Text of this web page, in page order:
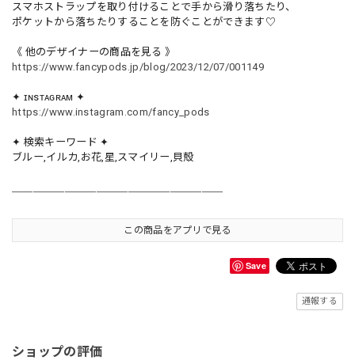
スマホストラップを取り付けることで手から滑り落ちたり、
ポケットから落ちたりすることを防ぐことができます♡
《 他のデザイナーの商品を見る 》
https://www.fancypods.jp/blog/2023/12/07/001149
✦ ɪɴsᴛᴀɢʀᴀᴍ ✦
https://www.instagram.com/fancy_pods
✦ 検索キーワード ✦
ブルー,イルカ,お花,星,スマイリー,貝殻
この商品をアプリで見る
Save
通報する
ショップの評価